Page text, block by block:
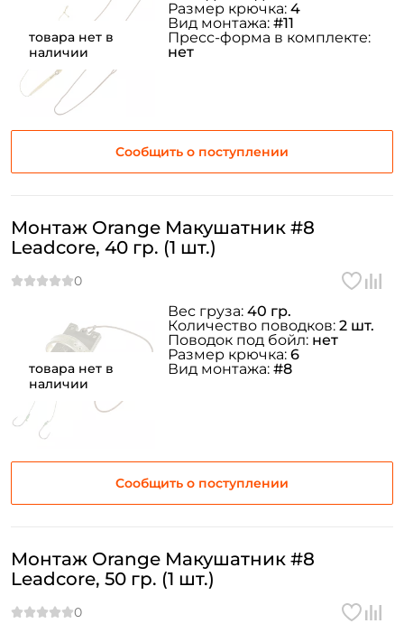
товара нет в
наличии
Сообщить о поступлении
Размер крючка: 4
Вид монтажа: #11
Пресс-форма в комплекте:
нет
товара нет в
наличии
Монтаж Orange Макушатник #8
Leadcore, 40 гр. (1 шт.)
Сообщить о поступлении
Вес груза: 40 гр.
Количество поводков: 2 шт.
Поводок под бойл: нет
Размер крючка: 6
Вид монтажа: #8
Монтаж Orange Макушатник #8
Leadcore, 50 гр. (1 шт.)